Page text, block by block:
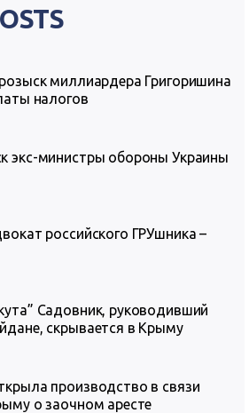
миллиардера Григоришина
налогов
экс-министры обороны Украины
российского ГРУшника –
Садовник, руководивший
скрывается в Крыму
производство в связи
о заочном аресте